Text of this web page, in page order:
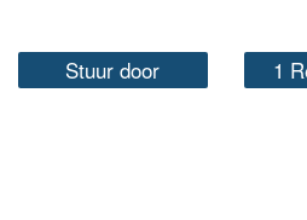
Stuur door 1